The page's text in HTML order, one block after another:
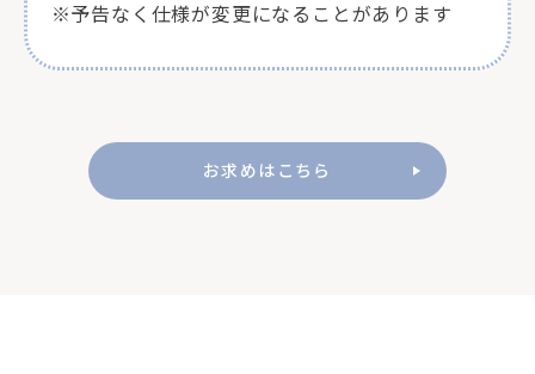
※予告なく仕様が変更になることがあります
お求めはこちら